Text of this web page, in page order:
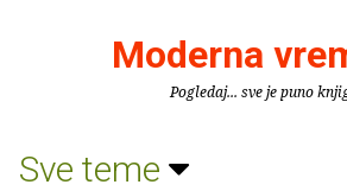
Moderna
Pogledaj... sve je puno
Sve teme